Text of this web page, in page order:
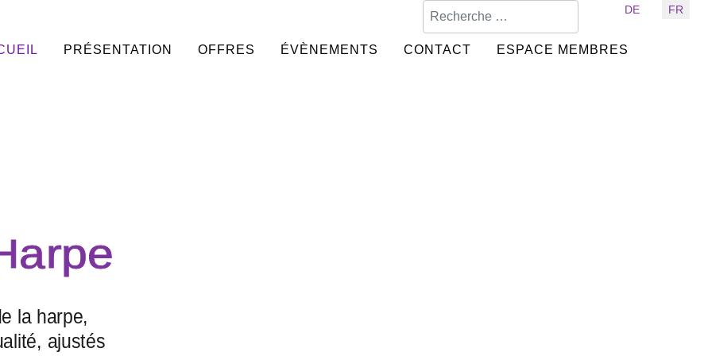
Sélectionnez votre langue
DE FR
PRÉSENTATION OFFRES ÉVÈNEMENTS CONTACT ESPACE MEMBRES